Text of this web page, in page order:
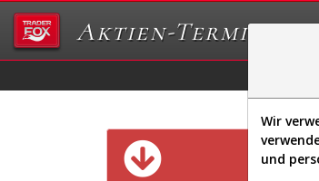
Aktien-Terminal
Wir
und